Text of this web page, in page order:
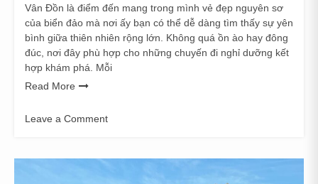
Vân Đồn là điểm đến mang trong mình vẻ đẹp nguyên sơ
của biển đảo mà nơi ấy bạn có thể dễ dàng tìm thấy sự yên
bình giữa thiên nhiên rộng lớn. Không quá ồn ào hay đông
đúc, nơi đây phù hợp cho những chuyến đi nghỉ dưỡng kết
hợp khám phá. Mỗi
Read More
Leave a Comment